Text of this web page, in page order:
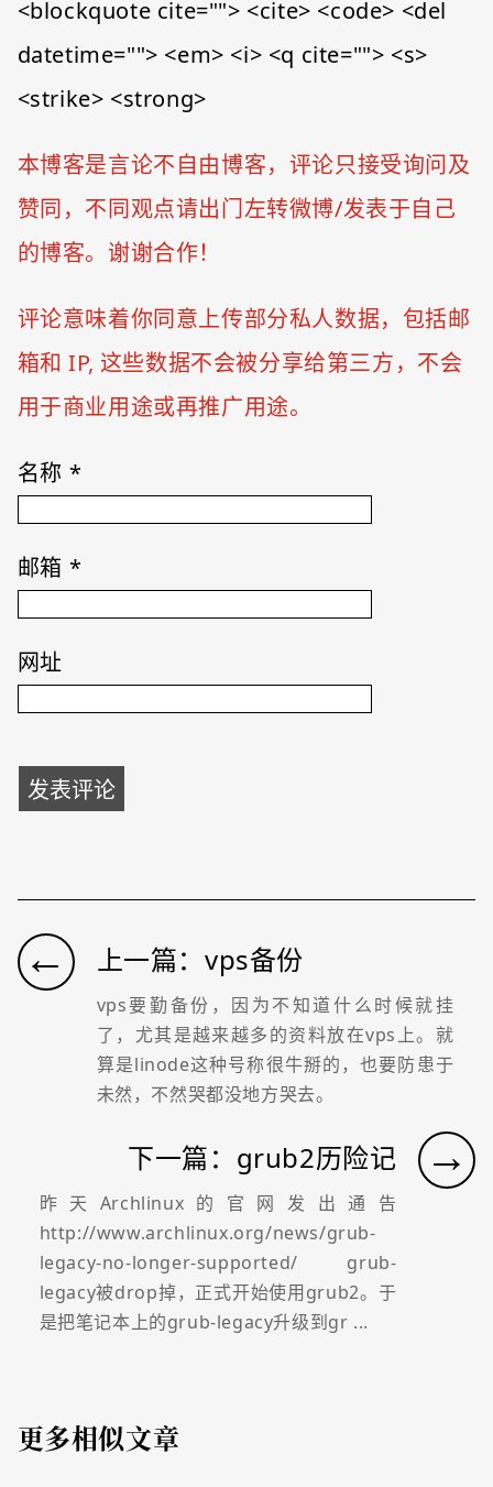
<blockquote cite=""> <cite> <code> <del
datetime=""> <em> <i> <q cite=""> <s>
<strike> <strong>
本博客是言论不自由博客，评论只接受询问及
赞同，不同观点请出门左转微博/发表于自己
的博客。谢谢合作！
评论意味着你同意上传部分私人数据，包括邮
箱和 IP, 这些数据不会被分享给第三方，不会
用于商业用途或再推广用途。
名称 *
邮箱 *
网址
← 上一篇：vps备份
vps要勤备份，因为不知道什么时候就挂
了，尤其是越来越多的资料放在vps上。就
算是linode这种号称很牛掰的，也要防患于
未然，不然哭都没地方哭去。
→
下一篇：grub2历险记
昨天Archlinux的官网发出通告
http://www.archlinux.org/news/grub-
legacy-no-longer-supported/ grub-
legacy被drop掉，正式开始使用grub2。于
是把笔记本上的grub-legacy升级到gr ...
更多相似文章